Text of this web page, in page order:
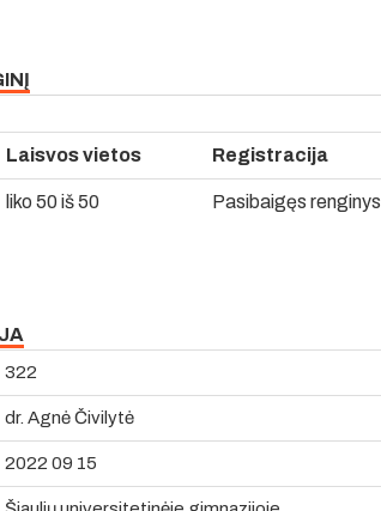
Laisvos vietos Registracija
liko 50 iš 50 Pasibaigęs renginys
322
dr. Agnė Čivilytė
2022 09 15